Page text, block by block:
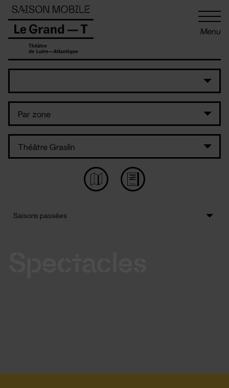
Menu
Panneau de gestion des cookies